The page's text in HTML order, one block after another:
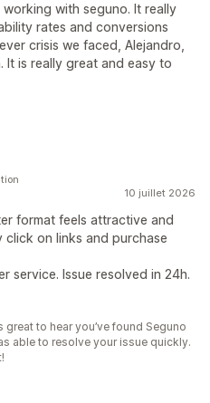
with seguno. It really
rates and conversions
crisis we faced, Alejandro,
It is really great and easy to
10 juillet 2026
format feels attractive and
click on links and purchase
service. Issue resolved in 24h.
great to hear you’ve found Seguno
able to resolve your issue quickly.